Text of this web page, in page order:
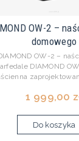
OW-2 –
domowego
OW-2 –
DIAMOND
1 999,00
Do koszyka